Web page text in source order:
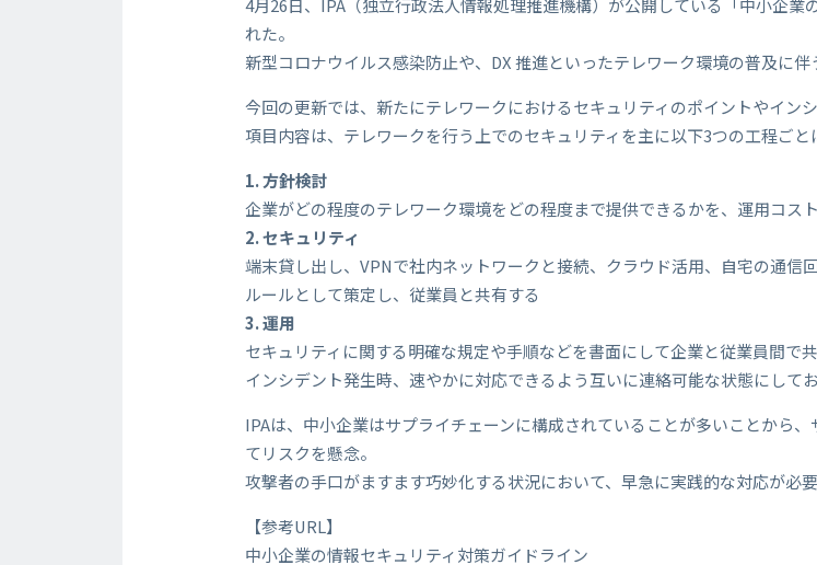
4月26日、IPA（独立行政法人情報処理推進機構）が公開している「中小企
れた。
新型コロナウイルス感染防止や、DX 推進といったテレワーク環境の普及に伴
今回の更新では、新たにテレワークにおけるセキュリティのポイントやイン
項目内容は、テレワークを行う上でのセキュリティを主に以下3つの工程ごと
1. 方針検討
企業がどの程度のテレワーク環境をどの程度まで提供できるかを、運用コス
2. セキュリティ
端末貸し出し、VPNで社内ネットワークと接続、クラウド活用、自宅の通信
ルールとして策定し、従業員と共有する
3. 運用
セキュリティに関する明確な規定や手順などを書面にして企業と従業員間で共
インシデント発生時、速やかに対応できるよう互いに連絡可能な状態にしてお
IPAは、中小企業はサプライチェーンに構成されていることが多いことから
てリスクを懸念。
攻撃者の手口がますます巧妙化する状況において、早急に実践的な対応が必要
【参考URL】
中小企業の情報セキュリティ対策ガイドライン